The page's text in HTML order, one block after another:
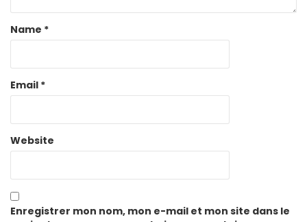
Name *
Email *
Website
Enregistrer mon nom, mon e-mail et mon site dans le